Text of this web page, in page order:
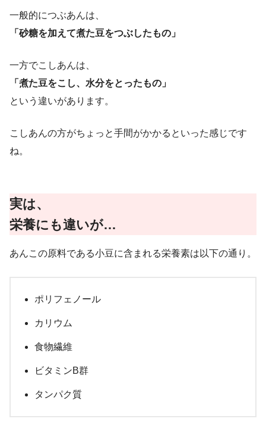
一般的につぶあんは、
「砂糖を加えて煮た豆をつぶしたもの」
一方でこしあんは、
「煮た豆をこし、水分をとったもの」
という違いがあります。
こしあんの方がちょっと手間がかかるといった感じです
ね。
実は、
栄養にも違いが…
あんこの原料である小豆に含まれる栄養素は以下の通り。
ポリフェノール
カリウム
食物繊維
ビタミンB群
タンパク質